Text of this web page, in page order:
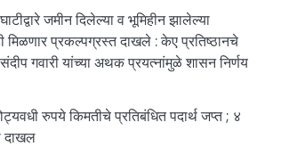
जमीन दिलेल्या व भूमिहीन झालेल्या
मिळणार प्रकल्पग्रस्त दाखले : केए प्रतिष्ठानचे
गवारी यांच्या अथक प्रयत्नांमुळे शासन निर्णय
रुपये किमतीचे प्रतिबंधित पदार्थ जप्त ; ४
दाखल